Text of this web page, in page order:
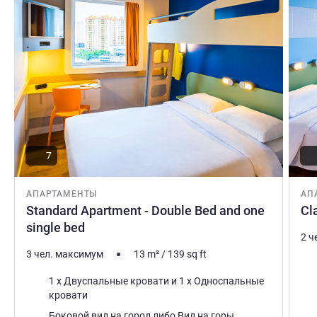
АПАРТАМЕНТЫ
Standard Apartment - Double Bed and one
single bed
7
3 чел. максимум 13 m²/ 139 sq ft
Постель1 x Двуспальные кровати и 1 x Односпальные
кровати
Виды:
2